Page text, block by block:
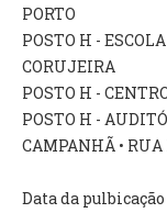
GERAIS
PORTO
POSTO H -
CORUJEIRA
POSTO H -
POSTO H -
CAMPANHÃ • RUA
Data da pulbicação